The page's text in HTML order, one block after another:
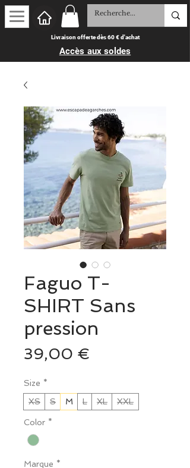
Livraison offerte dès 60 € d'achat
Accès aux soldes
Faguo T-
SHIRT Sans
pression
39,00 €
Size *
XS
S M L XL XXL
Color *
Marque *